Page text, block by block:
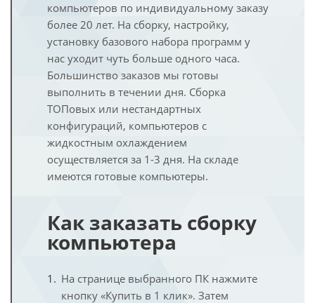
компьютеров по индивидуальному заказу
более 20 лет. На сборку, настройку,
установку базового набора программ у
нас уходит чуть больше одного часа.
Большинство заказов мы готовы
выполнить в течении дня. Сборка
ТОПовых или нестандартных
конфигураций, компьютеров с
жидкостным охлаждением
осуществляется за 1-3 дня. На складе
имеются готовые компьютеры.
Как заказать сборку
компьютера
На странице выбранного ПК нажмите
кнопку «Купить в 1 клик». Затем